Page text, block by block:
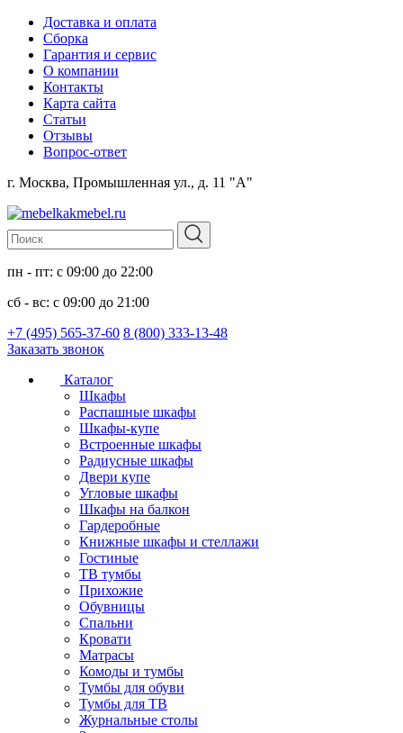
Доставка и оплата
Сборка
Гарантия и сервис
О компании
Контакты
Карта сайта
Статьи
Отзывы
Вопрос-ответ
г. Москва, Промышленная ул., д. 11 "А"
пн - пт: с 09:00 до 22:00
сб - вс: с 09:00 до 21:00
+7 (495) 565-37-60 8 (800) 333-13-48
Заказать звонок
Каталог
Шкафы
Распашные шкафы
Шкафы-купе
Встроенные шкафы
Радиусные шкафы
Двери купе
Угловые шкафы
Шкафы на балкон
Гардеробные
Книжные шкафы и стеллажи
Гостиные
ТВ тумбы
Прихожие
Обувницы
Спальни
Кровати
Матрасы
Комоды и тумбы
Тумбы для обуви
Тумбы для ТВ
Журнальные столы